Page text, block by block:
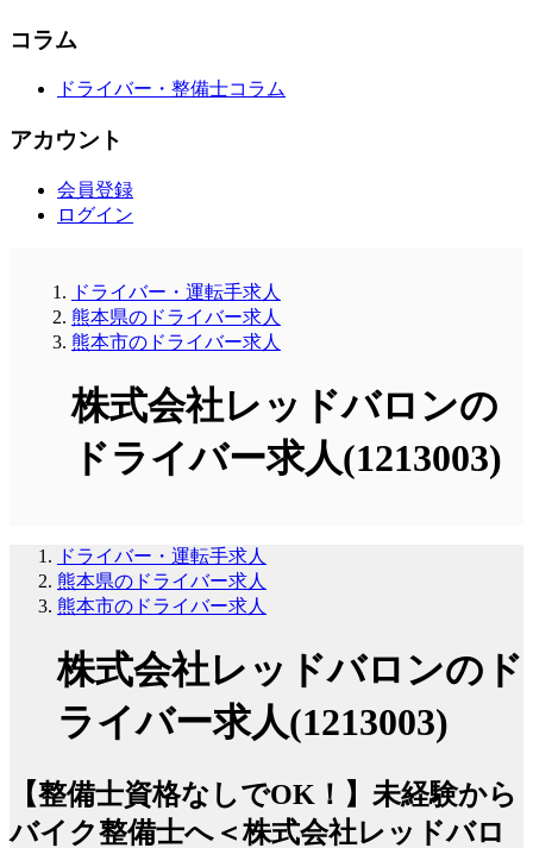
コラム
ドライバー・整備士コラム
アカウント
会員登録
ログイン
ドライバー・運転手求人
熊本県のドライバー求人
熊本市のドライバー求人
株式会社レッドバロンの
ドライバー求人(1213003)
ドライバー・運転手求人
熊本県のドライバー求人
熊本市のドライバー求人
株式会社レッドバロンのド
ライバー求人(1213003)
【整備士資格なしでOK！】未経験から
バイク整備士へ＜株式会社レッドバロ